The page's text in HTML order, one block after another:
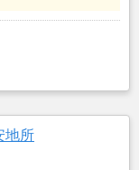
地所